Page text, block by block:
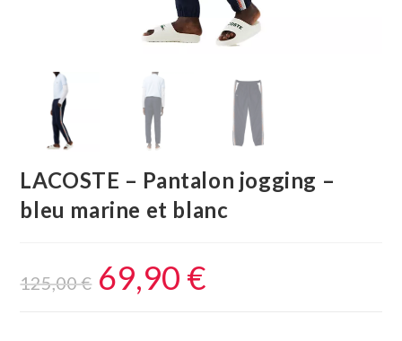
LACOSTE – Pantalon jogging –
bleu marine et blanc
125,00€ 69,90 €